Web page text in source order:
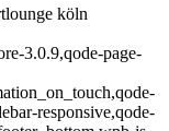
köln
3.0.9,qode-page-
responsive,qode-